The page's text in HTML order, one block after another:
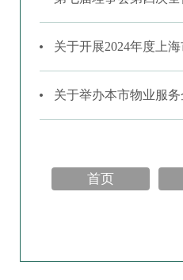
关于开展2024年度上
关于举办本市物业服
首页